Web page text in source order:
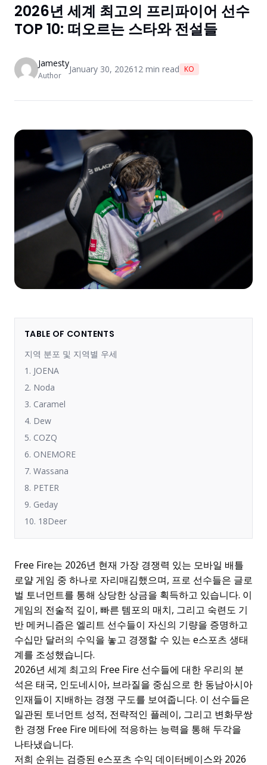
2026년 세계 최고의 프리파이어 선수
TOP 10: 떠오르는 스타와 전설들
Jamesty
Author
January 30, 202612 min read KO
TABLE OF CONTENTS
지역 분포 및 지역별 우세
1. JOENA
2. Noda
3. Caramel
4. Dew
5. COZQ
6. ONEMORE
7. Wassana
8. PETER
9. Geday
10. 18Deer
Free Fire는 2026년 현재 가장 경쟁력 있는 모바일 배틀
로얄 게임 중 하나로 자리매김했으며, 프로 선수들은 글로
벌 토너먼트를 통해 상당한 상금을 획득하고 있습니다. 이
게임의 전술적 깊이, 빠른 템포의 매치, 그리고 숙련도 기
반 메커니즘은 엘리트 선수들이 자신의 기량을 증명하고
수십만 달러의 수익을 놓고 경쟁할 수 있는 e스포츠 생태
계를 조성했습니다.
2026년 세계 최고의 Free Fire 선수들에 대한 우리의 분
석은 태국, 인도네시아, 브라질을 중심으로 한 동남아시아
인재들이 지배하는 경쟁 구도를 보여줍니다. 이 선수들은
일관된 토너먼트 성적, 전략적인 플레이, 그리고 변화무쌍
한 경쟁 Free Fire 메타에 적응하는 능력을 통해 두각을
나타냈습니다.
저희 순위는 검증된 e스포츠 수익 데이터베이스와 2026